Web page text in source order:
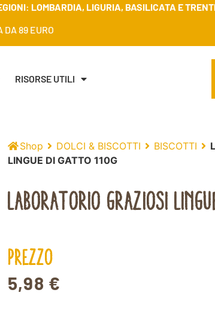
LOMBARDIA, LIGURIA, BASILICATA E
DA 89 EURO
RISORSE UTILI
Shop DOLCI & BISCOTTI BISCOTTI
LINGUE DI GATTO 110G
LABORATORIO GRAZIOSI
PREZZO
5,98 €